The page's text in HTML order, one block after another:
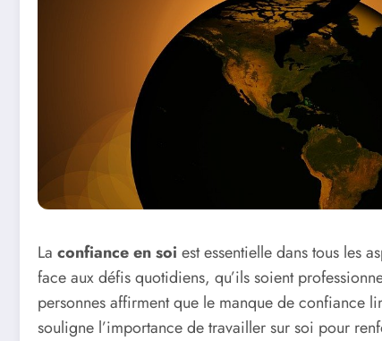
La confiance en soi est essentielle dans tous les
face aux défis quotidiens, qu’ils soient
personnes affirment que le manque de confiance
souligne l’importance de travailler sur soi pour